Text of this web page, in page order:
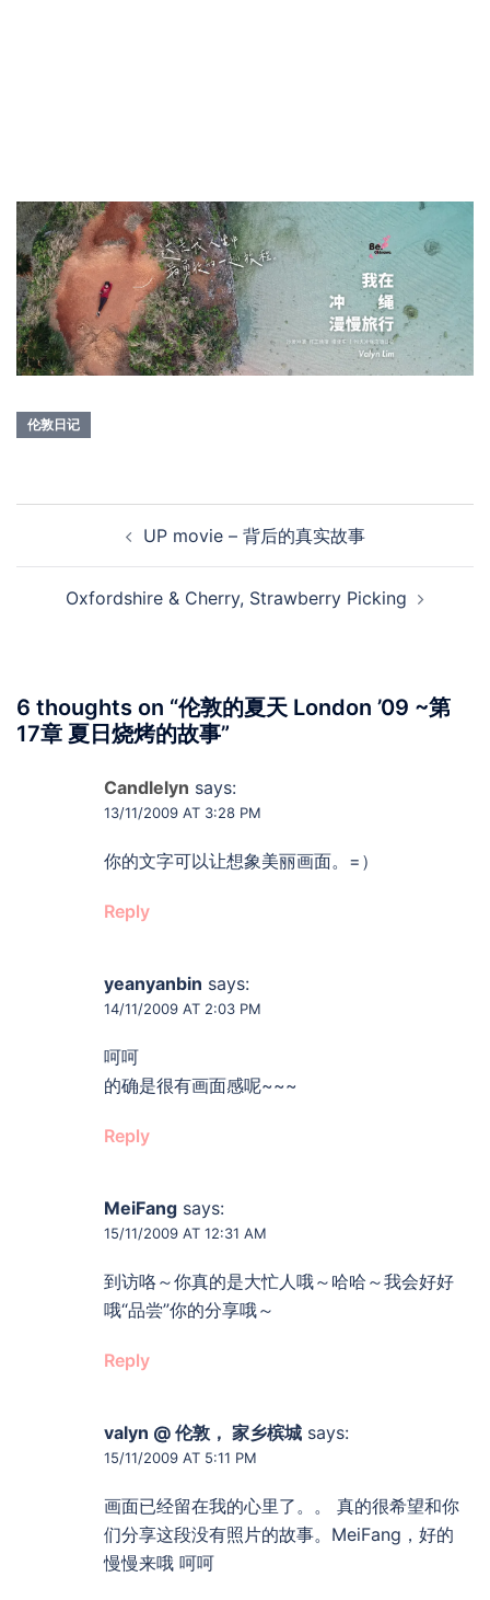
伦敦日记
navigationUP movie – 背后的真实故事
Oxfordshire & Cherry, Strawberry Picking
6 thoughts on “伦敦的夏天 London ’09 ~第
17章 夏日烧烤的故事”
Candlelyn says:
13/11/2009 AT 3:28 PM
你的文字可以让想象美丽画面。=）
Reply
yeanyanbin says:
14/11/2009 AT 2:03 PM
呵呵
的确是很有画面感呢~~~
Reply
MeiFang says:
15/11/2009 AT 12:31 AM
到访咯～你真的是大忙人哦～哈哈～我会好好
哦“品尝”你的分享哦～
Reply
valyn @ 伦敦， 家乡槟城 says:
15/11/2009 AT 5:11 PM
画面已经留在我的心里了。。 真的很希望和你
们分享这段没有照片的故事。MeiFang，好的
慢慢来哦 呵呵